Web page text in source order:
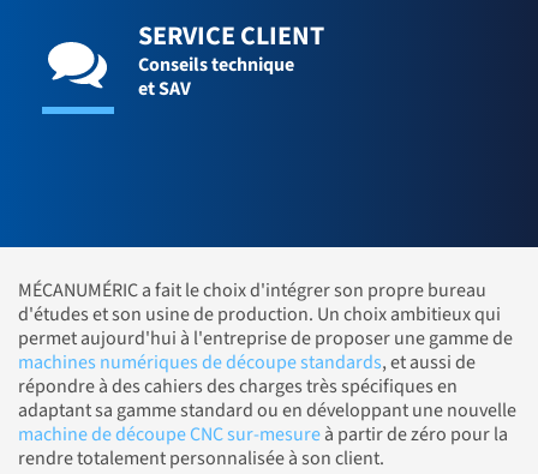
SERVICE CLIENT
Conseils technique
et SAV
MÉCANUMÉRIC a fait le choix d'intégrer son propre bureau
d'études et son usine de production. Un choix ambitieux qui
permet aujourd'hui à l'entreprise de proposer une gamme de
machines numériques de découpe standards, et aussi de
répondre à des cahiers des charges très spécifiques en
adaptant sa gamme standard ou en développant une nouvelle
machine de découpe CNC sur-mesureà partir de zéro pour la
rendre totalement personnalisée à son client.